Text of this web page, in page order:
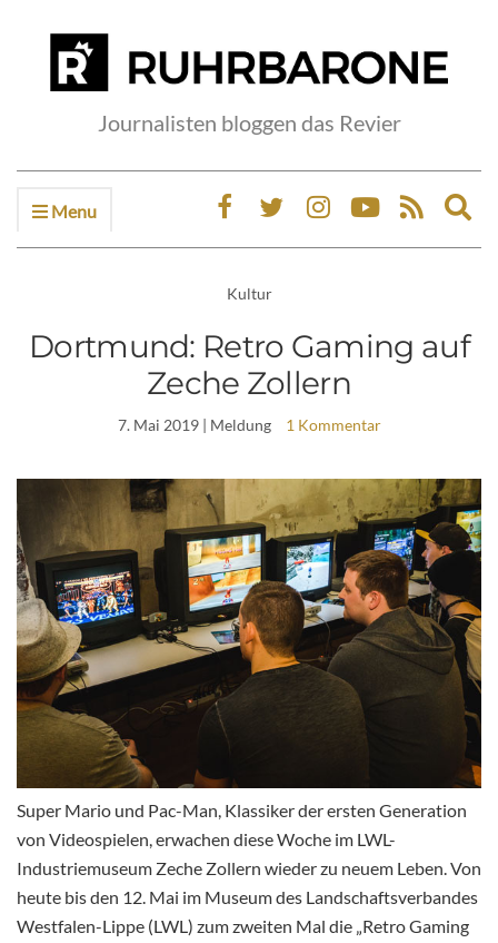
Journalisten bloggen das Revier
Menu
Kultur
Dortmund: Retro Gaming auf
Zeche Zollern
7. Mai 2019| Meldung 1 Kommentar
Super Mario und Pac-Man, Klassiker der ersten Generation
von Videospielen, erwachen diese Woche im LWL-
Industriemuseum Zeche Zollern wieder zu neuem Leben. Von
heute bis den 12. Mai im Museum des Landschaftsverbandes
Westfalen-Lippe (LWL) zum zweiten Mal die „Retro Gaming